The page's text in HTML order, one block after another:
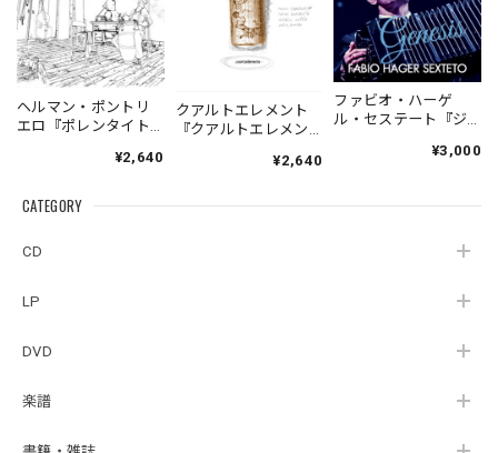
CATEGORY
CD
LP
DVD
楽譜
ヘルマン・ポントリ
エロ『ポレンタイト
Pontoriero『POLENT
la Ribera』
¥2,640
クアルトエレメント
『クアルトエレメン
Cuartoelemento『Cu
（007RECORDS-27）
¥2,640
ファビオ・ハーゲ
ル・セステート『ジ
¥3,000